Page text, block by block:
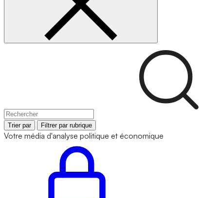
Trier par Filtrer par rubrique
Votre média d'analyse politique et économique